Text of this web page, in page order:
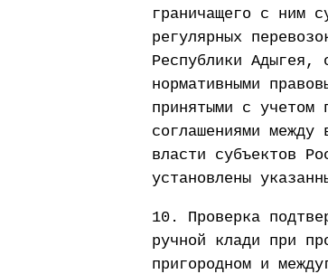
граничащего с ним
регулярных
Республики Адыгея,
нормативными
принятыми с учетом
соглашениями между
власти субъектов
установлены
10. Проверка
ручной клади при
пригородном и